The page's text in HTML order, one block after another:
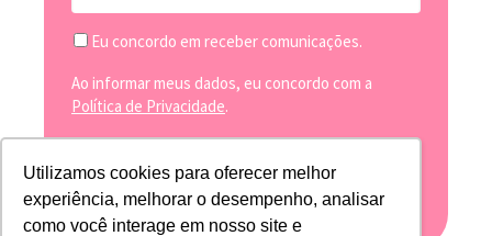
Utilizamos cookies para oferecer melhor
experiência, melhorar o desempenho, analisar
como você interage em nosso site e
Eu concordo em receber comunicações.
Ao informar meus dados, eu concordo com a
Política de Privacidade.
Acessar agora